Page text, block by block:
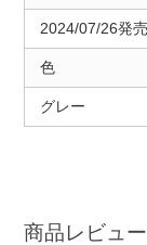
2024/07/26発売
色
グレー
商品レビュー